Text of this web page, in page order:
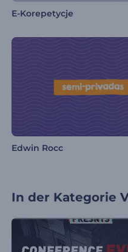
E-Korepetycje
Edwin Rocc
In der Kategorie